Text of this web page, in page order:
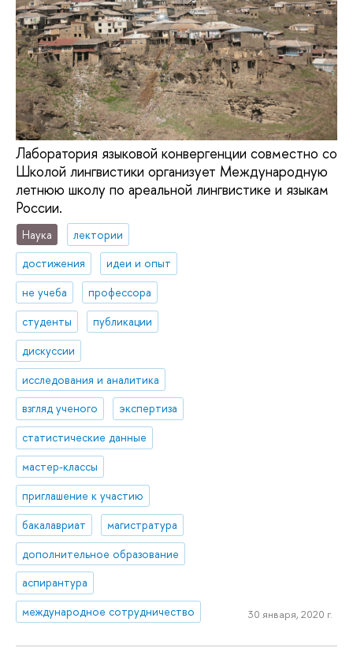
Лаборатория языковой конвергенции совместно со
Школой лингвистики организует Международную
летнюю школу по ареальной лингвистике и языкам
России.
Наука
лектории
достижения
идеи и опыт
не учеба
профессора
студенты
публикации
дискуссии
исследования и аналитика
взгляд ученого
экспертиза
статистические данные
мастер-классы
приглашение к участию
бакалавриат
магистратура
дополнительное образование
аспирантура
международное сотрудничество
30 января, 2020 г.